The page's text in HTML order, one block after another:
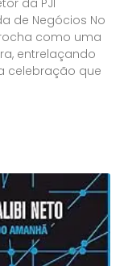
de Negócios No
como uma
entrelaçando
celebração que